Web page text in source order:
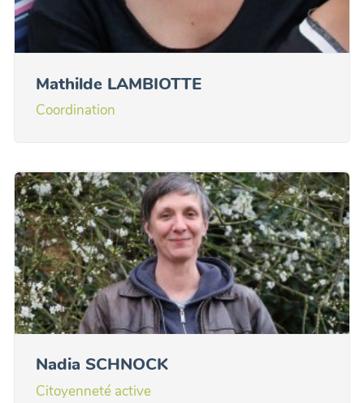
Mathilde LAMBIOTTE
Coordination
Nadia SCHNOCK
Citoyenneté active